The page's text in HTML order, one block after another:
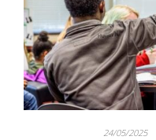
24/05/2025